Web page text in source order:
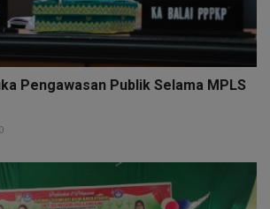
Pengawasan Publik Selama MPLS
0